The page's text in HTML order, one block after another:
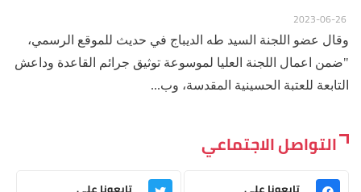
وقال عضو اللجنة السيد طه الديباج في حديث للموقع الرسمي،
"ضمن اعمال اللجنة العليا لموسوعة توثيق جرائم القاعدة وداعش
التابعة للعتبة الحسينية المقدسة، وب...
التواصل الاجتماعي